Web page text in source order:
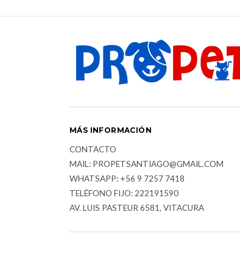
MÁS INFORMACIÓN
CONTACTO
MAIL: PROPETSANTIAGO@GMAIL.COM
WHATSAPP: +56 9 7257 7418
TELÉFONO FIJO: 222191590
AV. LUIS PASTEUR 6581, VITACURA